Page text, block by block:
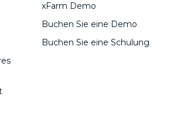
xFarm Demo
Buchen Sie eine Demo
Buchen Sie eine Schulung